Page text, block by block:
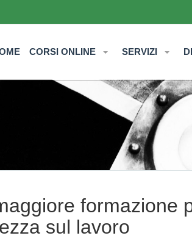
CORSI ONLINE SERVIZI
formazione
sul lavoro